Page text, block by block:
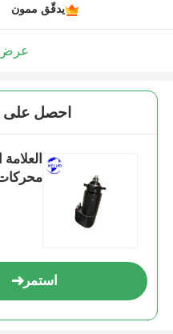
يدقّق ممون
عرض
احصل
محركات
استمر